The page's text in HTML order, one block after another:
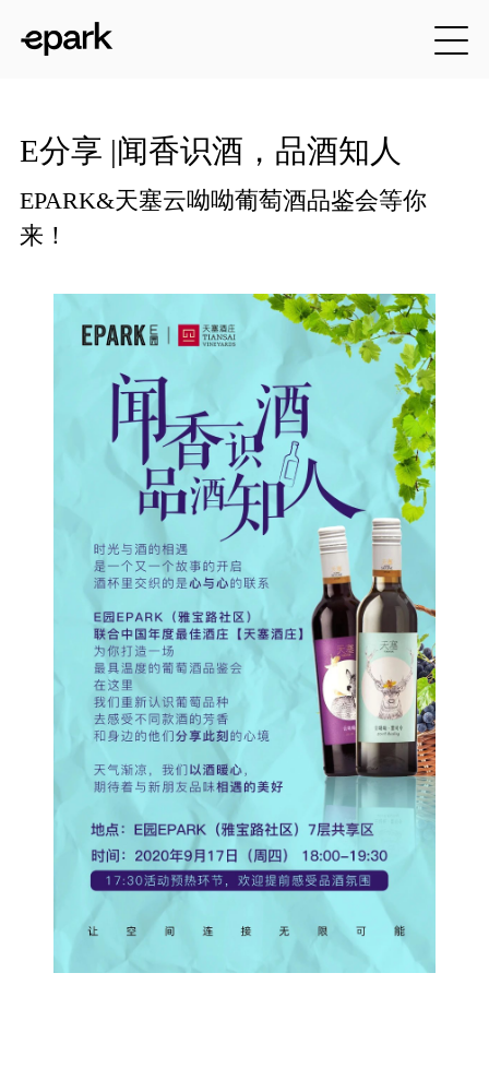
E分享 |闻香识酒，品酒知人
EPARK&天塞云呦呦葡萄酒品鉴会等你
来！